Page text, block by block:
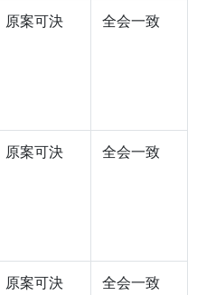
原案可決 全会一致
原案可決 全会一致
原案可決 全会一致